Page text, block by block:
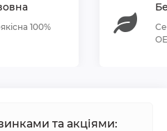
100%
та акціями: